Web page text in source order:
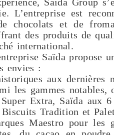
L’entreprise est
chocolats et de
des produits de
international.
Saïda propose
envies :
aux dernières
les gammes
Extra, Saïda aux
Tradition et
Maestro pour les